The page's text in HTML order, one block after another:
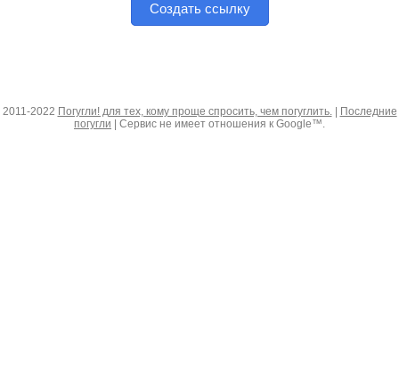
Создать ссылку
2011-2022 Погугли! для тех, кому проще спросить, чем погуглить.|
Последние
погугли | Сервис не имеет отношения к Google™.